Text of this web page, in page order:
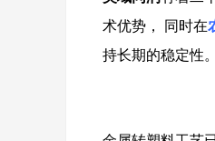
术优势， 同时在
持长期的稳定性。